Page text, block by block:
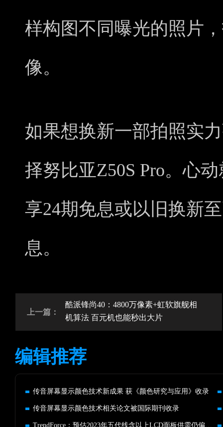
样构图不同曝光的照片
像。
如果想换新一部拍照实
择努比亚Z50S Pro。心
享24期免息或以旧换新
息。
上一篇：
酷派锋尚40：4800万像素+虹软旗舰相
机算法 百元机也能秒出大片
编辑推荐
传音屏幕显示颜色技术新成果 获《颜色研究与应用》收录
传音屏幕显示颜色技术相关论文被国际期刊收录
TrendForce：预估2023年五代线含以上LCD面板供需仍偏紧俏